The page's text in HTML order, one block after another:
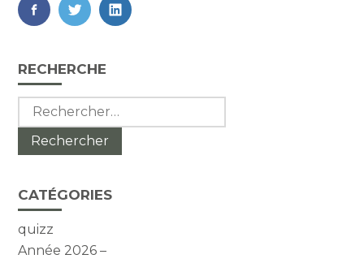
FaceBook
TwitterLinkedIn
Blog
sidebar
RECHERCHE
Rechercher :
CATÉGORIES
quizz
Année 2026 –